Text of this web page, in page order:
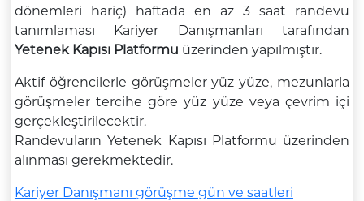
dönemleri hariç) haftada en az 3 saat randevu
tanımlaması Kariyer Danışmanları tarafından
Yetenek Kapısı Platformu üzerinden yapılmıştır.
Aktif öğrencilerle görüşmeler yüz yüze, mezunlarla
görüşmeler tercihe göre yüz yüze veya çevrim içi
gerçekleştirilecektir.
RandevularınYetenek Kapısı Platformu üzerinden
alınması gerekmektedir.
Kariyer Danışmanı görüşme gün ve saatleri